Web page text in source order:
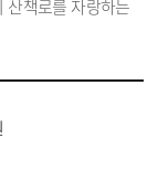
산책로를 자랑하는